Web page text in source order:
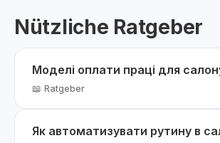
Nützliche Ratgeber
Моделі оплати праці для
📖 Ratgeber
Як автоматизувати рутину в